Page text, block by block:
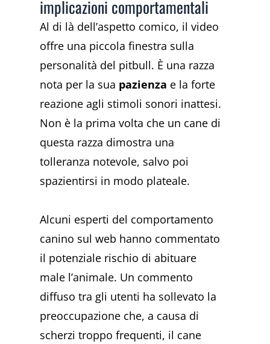
implicazioni comportamentali
Al di là dell’aspetto comico, il video
offre una piccola finestra sulla
personalità del pitbull. È una razza
nota per la sua pazienza e la forte
reazione agli stimoli sonori inattesi.
Non è la prima volta che un cane di
questa razza dimostra una
tolleranza notevole, salvo poi
spazientirsi in modo plateale.
Alcuni esperti del comportamento
canino sul web hanno commentato
il potenziale rischio di abituare
male l’animale. Un commento
diffuso tra gli utenti ha sollevato la
preoccupazione che, a causa di
scherzi troppo frequenti, il cane